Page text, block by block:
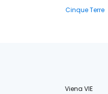
Cinque Terre
Viena VIE